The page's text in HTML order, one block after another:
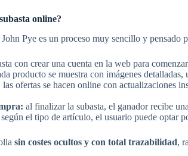
online?
Pye es un proceso muy sencillo y
con crear una cuenta en la web para
producto se muestra con imágenes
las ofertas se hacen online con actualizaciones
al finalizar la subasta, el ganador recibe
según el tipo de artículo, el usuario puede optar
sin costes ocultos y con total trazabilidad,